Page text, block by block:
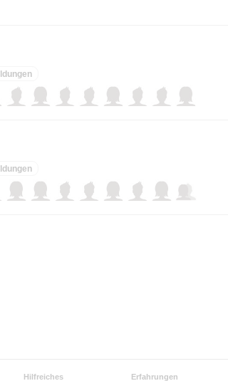
Hilfreiches Erfahrungen